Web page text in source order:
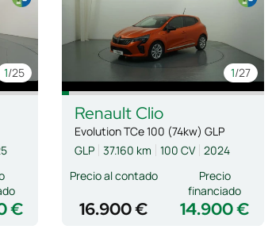
1/25
€
1/27
Renault Clio
Evolution TCe 100 (74kw) GLP
GLP 37.160 km 100 CV 2024
Precio al contado
16.900 € 14.900 €
Precio
financiado